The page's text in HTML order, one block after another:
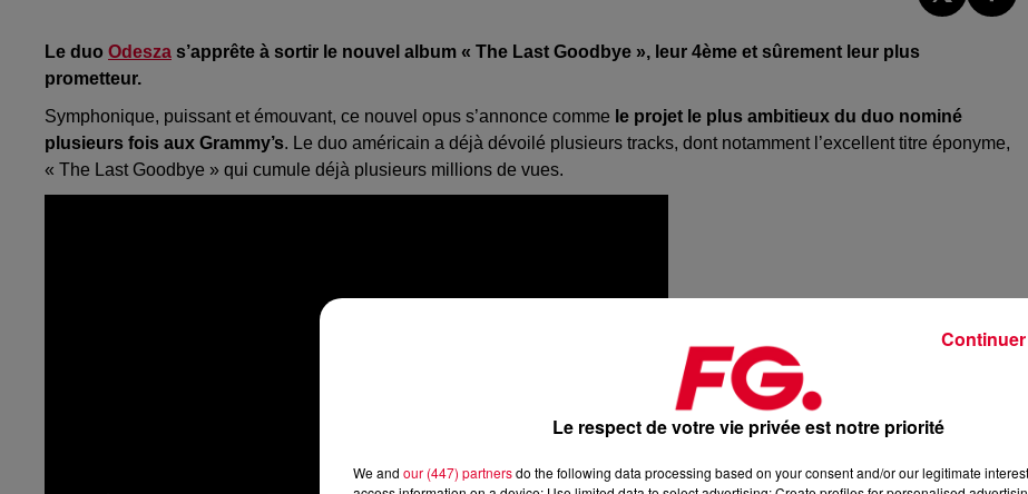
Le duo Odesza s’apprête à sortir le nouvel album « The Last Goodbye », leur 4ème et sûrement leur plus
prometteur.
Symphonique, puissant et émouvant, ce nouvel opus s’annonce comme le projet le plus ambitieux du duo nominé
plusieurs fois aux Grammy’s. Le duo américain a déjà dévoilé plusieurs tracks, dont notamment l’excellent titre éponyme,
« The Last Goodbye » qui cumule déjà plusieurs millions de vues.
Le respect de votre vie privée est notre priorité
We and our (447) partnersdo the following data processing based on your consent and/or our legitimate